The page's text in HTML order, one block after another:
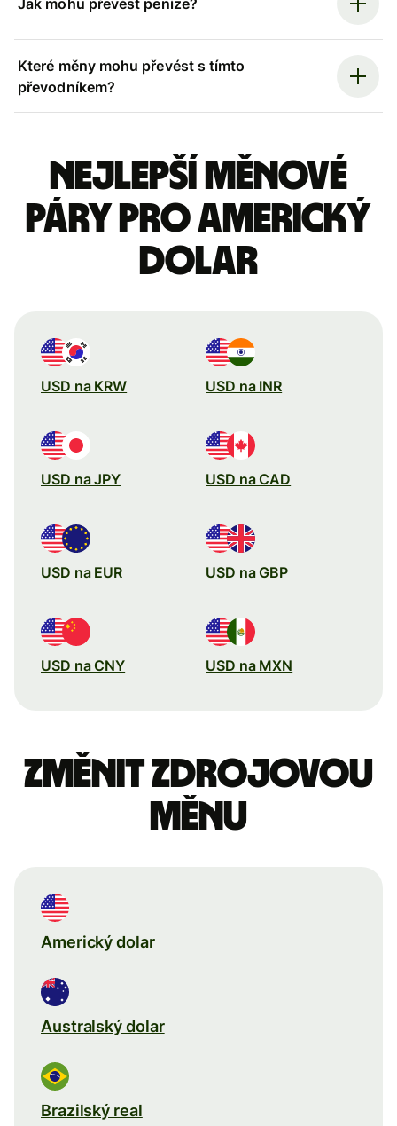
Jak mohu převést peníze?
Které měny mohu převést s tímto
převodníkem?
Nejlepší měnové
páry pro americký
dolar
USD na KRW USD na INR
USD na JPY USD na CAD
USD na EUR USD na GBP
USD na CNY USD na MXN
Změnit zdrojovou
měnu
Americký dolar
Australský dolar
Brazilský real